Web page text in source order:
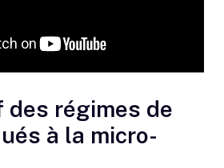
des régimes de
à la micro-